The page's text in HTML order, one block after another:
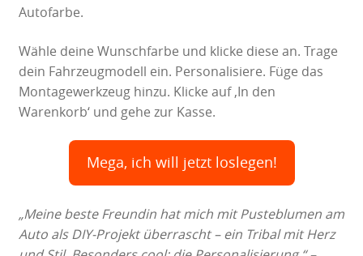
Autofarbe.
Wähle deine Wunschfarbe und klicke diese an. Trage
dein Fahrzeugmodell ein. Personalisiere. Füge das
Montagewerkzeug hinzu. Klicke auf ‚In den
Warenkorb‘ und gehe zur Kasse.
Mega, ich will jetzt loslegen!
„Meine beste Freundin hat mich mit Pusteblumen am
Auto als DIY-Projekt überrascht – ein Tribal mit Herz